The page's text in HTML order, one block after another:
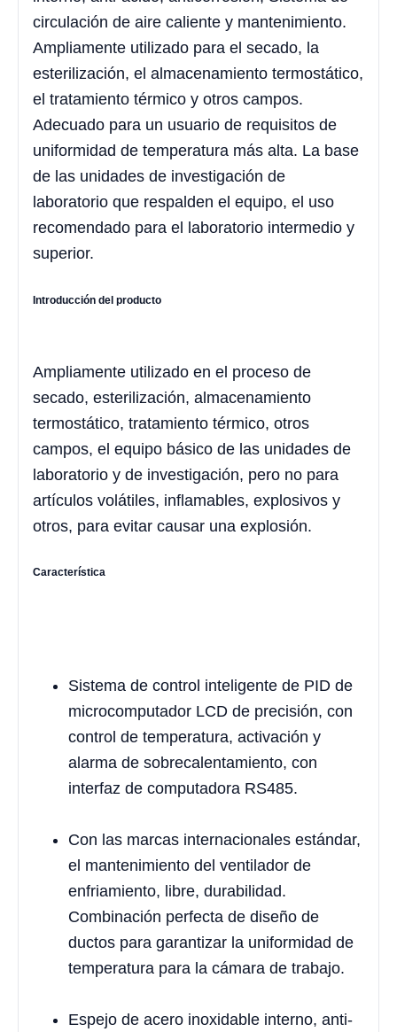
circulación de aire caliente y mantenimiento.
Ampliamente utilizado para el secado, la
esterilización, el almacenamiento termostático,
el tratamiento térmico y otros campos.
Adecuado para un usuario de requisitos de
uniformidad de temperatura más alta. La base
de las unidades de investigación de
laboratorio que respalden el equipo, el uso
recomendado para el laboratorio intermedio y
superior.
Introducción del producto
Ampliamente utilizado en el proceso de
secado, esterilización, almacenamiento
termostático, tratamiento térmico, otros
campos, el equipo básico de las unidades de
laboratorio y de investigación, pero no para
artículos volátiles, inflamables, explosivos y
otros, para evitar causar una explosión.
Característica
Sistema de control inteligente de PID de
microcomputador LCD de precisión, con
control de temperatura, activación y
alarma de sobrecalentamiento, con
interfaz de computadora RS485.
Con las marcas internacionales estándar,
el mantenimiento del ventilador de
enfriamiento, libre, durabilidad.
Combinación perfecta de diseño de
ductos para garantizar la uniformidad de
temperatura para la cámara de trabajo.
Espejo de acero inoxidable interno, anti-